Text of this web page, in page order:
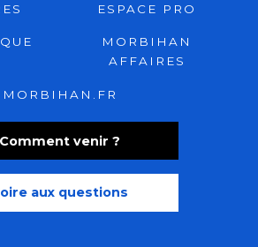
Comment venir ?
aux questions
ESPACE PRO
MORBIHAN
AFFAIRES
MORBIHAN.FR